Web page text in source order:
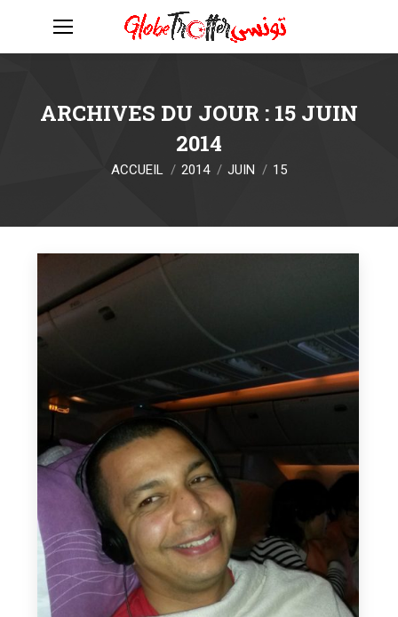
ARCHIVES DU JOUR : 15 JUIN
2014
Vous êtes ici :ACCUEIL 2014 JUIN 15